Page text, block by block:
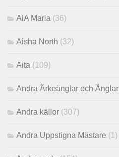
AiA Maria (36)
Aisha North (32)
Aita (109)
Andra Ärkeänglar och Änglar
Andra källor (307)
Andra Uppstigna Mästare (1)